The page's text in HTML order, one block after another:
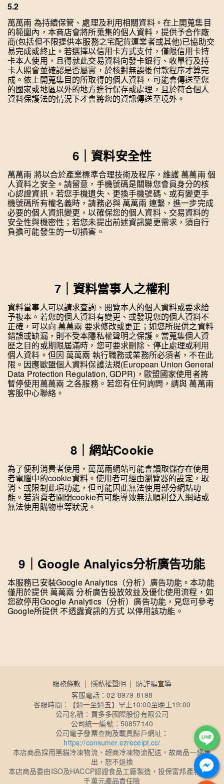
5.2
萬萬兩 為持續保管、處理及利用相關資料。在上開蒐集目
的範圍內，本商店會將所蒐集的個人資料，提供予合作廠
商(包括但不限提供本服務之宅配貨運業者或其他)已協助交
易完成或終止。若選擇以信用卡方式支付，僅限信用卡持
卡本人使用，且得就此交易資料向發卡銀行、收單行及持
卡人照會並確認是否屬實，於核對無誤後付款程序才算完
成。依上開蒐集目的所取得的個人資料，可能會傳送至您
的國家或地區以外的地方進行保存或處理，且於符合個人
資料保護法的情況下才會將您的資訊傳送至境外。
6｜資料安全性
萬萬兩 將以合於產業標準合理技術及程序，維護 萬萬兩 個
人資料之安全。請留意，手機號碼是關聯您會員身分的核
心認證資訊，若您手機遺失、更換手機號碼、或有變更手
機號碼所有權名義時，請務必與 萬萬兩 連繫，進一步完成
必要的個人資訊變更，以確保您的個人資料、交易資料的
安全性與機密性；若您未提出前述資訊變更需求，須自行
負擔可能發生的一切損害。
7｜資料當事人之權利
資料當事人可以請求查詢、閱覽本人的個人資料或要求給
予複本。若您的個人資料有變更、或發現您的個人資料不
正確，可以向 萬萬兩 要求修改或更正；如您所提供之資料
錯誤或缺漏，則不受本隱私權聲明之保護。當蒐集個人資
歷之目的或期限屆滿時，您可要求刪除、停止處理或利用
個人資料。但因 萬萬兩 執行職務或業務所必須者，不在此
限。因應歐盟個人資料保護法規(European Union General
Data Protection Regulation, GDPR)，歐盟國家使用者將
暫停使用萬萬兩 之各服務。若您有任何詢問，請與 萬萬兩
客服中心聯絡。
8｜網站Cookie
為了便利消費者使用，萬萬兩網站可能會讀取儲存在使用
者電腦中的cookie資料。使用者可經由瀏覽器的設定，取
消、或限制此項功能，但可能因此無法使用部分網站功
能。若消費者關閉cookie有可能導致無法順利登入網站或
無法使用購物車等狀況。
9｜Google Analyics分析廣告功能
本服務已安裝Google Analytics（分析）廣告功能。本功能
僅用於提供 萬萬兩 分析廣告投放效益及優化使用流程，如
您欲停用Google Analytics（分析）廣告功能，見您可參考
Google所提供 不透露資訊的方式 以停用該功能。
服務條款 隱私權聲明
防詐騙宣導
客服電話：02-8979-8198
客服時間：【週一至週五】早上10:00至晚上19:00
公司名稱：買多多國際股份有限公司
公司統一編號：50857140
公司電子發票查詢及載具歸戶網址：
https://consumer.ezreceipt.cc/
本店商品採用黑貓冷凍物流、超商冷凍物流配送，故商品一經售
出，恕不退換
本店商品委由ISO及HACCP認證食品工廠製造，投保富邦產物1億2
千萬元產品責任險